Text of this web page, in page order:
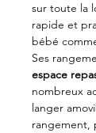
sur toute la
rapide et
bébé
Ses
espace
nombreux
langer
rangement,